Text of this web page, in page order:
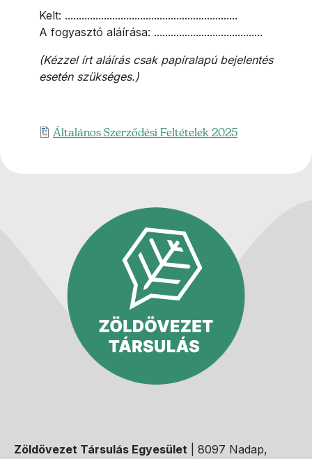
Kelt: ..............................................................
A fogyasztó aláírása: .......................................
(Kézzel írt aláírás csak papíralapú bejelentés
esetén szükséges.)
Feltöltött fileok
Általános Szerződési Feltételek 2025
Zöldövezet Társulás Egyesület | 8097 Nadap,